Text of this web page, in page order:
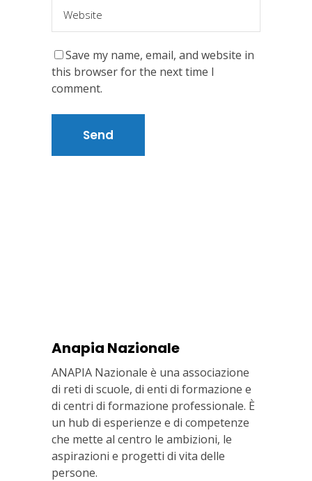
Save my name, email, and website in
this browser for the next time I
comment.
Anapia Nazionale
ANAPIA Nazionale è una associazione
di reti di scuole, di enti di formazione e
di centri di formazione professionale. È
un hub di esperienze e di competenze
che mette al centro le ambizioni, le
aspirazioni e progetti di vita delle
persone.